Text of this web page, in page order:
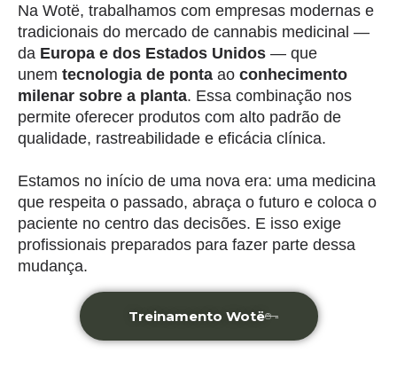
Na Wotë, trabalhamos com empresas modernas e
tradicionais do mercado de cannabis medicinal —
da Europa e dos Estados Unidos — que
unem tecnologia de ponta ao conhecimento
milenar sobre a planta. Essa combinação nos
permite oferecer produtos com alto padrão de
qualidade, rastreabilidade e eficácia clínica.
Estamos no início de uma nova era: uma medicina
que respeita o passado, abraça o futuro e coloca o
paciente no centro das decisões. E isso exige
profissionais preparados para fazer parte dessa
mudança.
Treinamento Wotë